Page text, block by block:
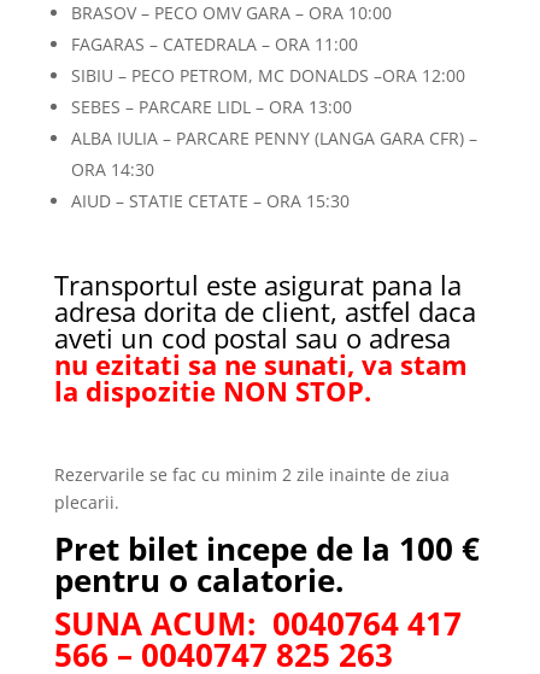
BRASOV – PECO OMV GARA – ORA 10:00
FAGARAS – CATEDRALA – ORA 11:00
SIBIU – PECO PETROM, MC DONALDS –ORA 12:00
SEBES – PARCARE LIDL – ORA 13:00
ALBA IULIA – PARCARE PENNY (LANGA GARA CFR) –
ORA 14:30
AIUD – STATIE CETATE – ORA 15:30
Transportul este asigurat pana la
adresa dorita de client, astfel daca
aveti un cod postal sau o adresa
nu ezitati sa ne sunati, va stam
la dispozitie NON STOP.
Rezervarile se fac cu minim 2 zile inainte de ziua
plecarii.
Pret bilet incepe de la 100 €
pentru o calatorie.
SUNA ACUM: 0040764 417
566 – 0040747 825 263